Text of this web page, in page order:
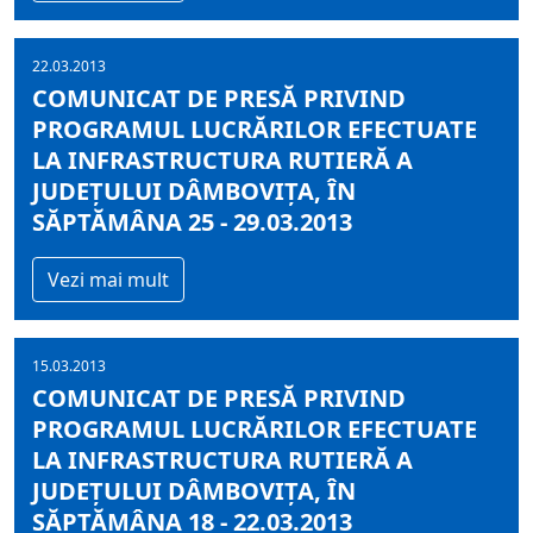
22.03.2013
COMUNICAT DE PRESĂ PRIVIND
PROGRAMUL LUCRĂRILOR EFECTUATE
LA INFRASTRUCTURA RUTIERĂ A
JUDEŢULUI DÂMBOVIŢA, ÎN
SĂPTĂMÂNA 25 - 29.03.2013
Vezi mai mult
15.03.2013
COMUNICAT DE PRESĂ PRIVIND
PROGRAMUL LUCRĂRILOR EFECTUATE
LA INFRASTRUCTURA RUTIERĂ A
JUDEŢULUI DÂMBOVIŢA, ÎN
SĂPTĂMÂNA 18 - 22.03.2013